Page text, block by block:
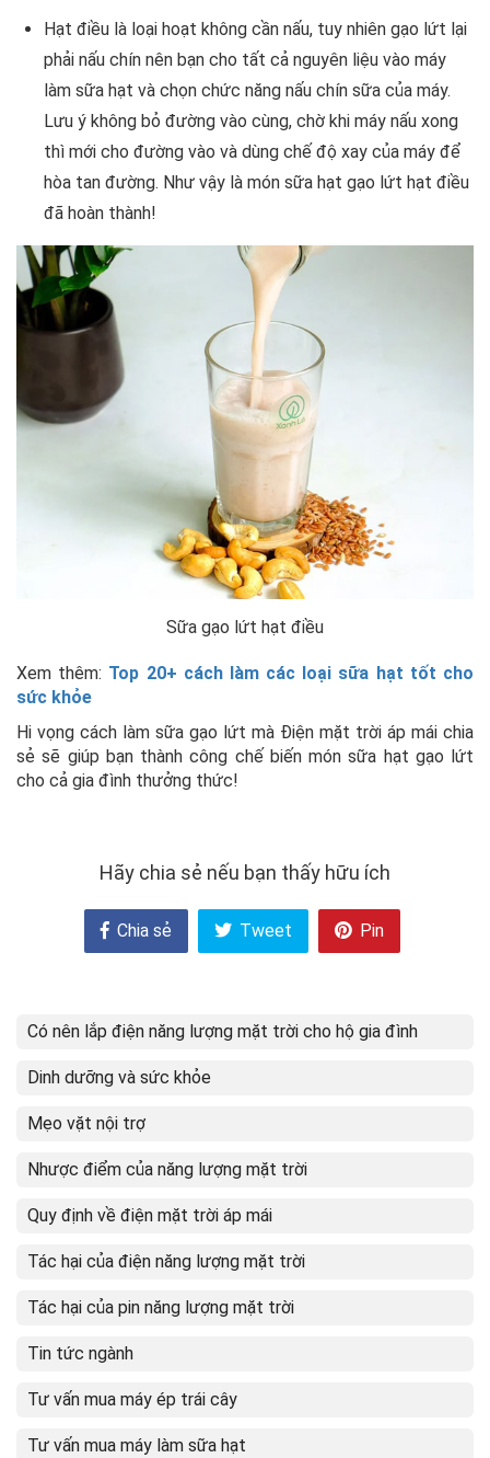
Hạt điều là loại hoạt không cần nấu, tuy nhiên gạo lứt lại
phải nấu chín nên bạn cho tất cả nguyên liệu vào máy
làm sữa hạt và chọn chức năng nấu chín sữa của máy.
Lưu ý không bỏ đường vào cùng, chờ khi máy nấu xong
thì mới cho đường vào và dùng chế độ xay của máy để
hòa tan đường. Như vậy là món sữa hạt gạo lứt hạt điều
đã hoàn thành!
Sữa gạo lứt hạt điều
Xem thêm: Top 20+ cách làm các loại sữa hạt tốt cho
sức khỏe
Hi vọng cách làm sữa gạo lứt mà Điện mặt trời áp mái chia
sẻ sẽ giúp bạn thành công chế biến món sữa hạt gạo lứt
cho cả gia đình thưởng thức!
Hãy chia sẻ nếu bạn thấy hữu ích
Chia sẻ Tweet Pin
Có nên lắp điện năng lượng mặt trời cho hộ gia đình
Dinh dưỡng và sức khỏe
Mẹo vặt nội trợ
Nhược điểm của năng lượng mặt trời
Quy định về điện mặt trời áp mái
Tác hại của điện năng lượng mặt trời
Tác hại của pin năng lượng mặt trời
Tin tức ngành
Tư vấn mua máy ép trái cây
Tư vấn mua máy làm sữa hạt